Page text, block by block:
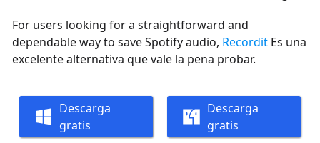
For users looking for a straightforward and
dependable way to save Spotify audio, Recordit Es una
excelente alternativa que vale la pena probar.
Descarga
gratis
Descarga
gratis